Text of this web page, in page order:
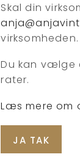
Skal din
virksomheden.
Du kan vælge
rater.
Læs mere om
JA TAK